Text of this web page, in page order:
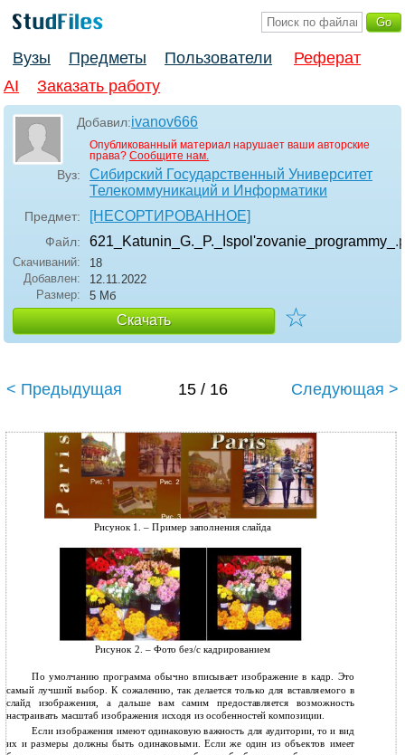
Вузы Предметы Пользователи
Реферат
AI
Заказать работу
Добавил:ivanov666
Опубликованный материал нарушает ваши авторские
права? Сообщите нам.
Вуз:
Сибирский Государственный Университет
Телекоммуникаций и Информатики
Предмет: [НЕСОРТИРОВАННОЕ]
Файл: 621_Katunin_G._P._Ispol'zovanie_programmy_
Скачиваний:
18
Добавлен:
12.11.2022
Размер:
5 Мб
Скачать ☆
< Предыдущая 15 / 16 Следующая >
Рисунок 1. – Пример заполнения слайда
Рисунок 2. – Фото без/с кадрированием
По умолчанию программа обычно вписывает изображение в кадр. Это
самый лучший выбор. К сожалению, так делается только для вставляемого в
слайд изображения, а дальше вам самим предоставляется возможность
настраивать масштаб изображения исходя из особенностей композиции.
Если изображения имеют одинаковую важность для аудитории, то и вид
их и размеры должны быть одинаковыми. Если же один из объектов имеет